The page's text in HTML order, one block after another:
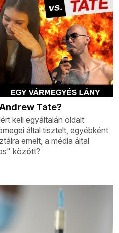
Tate?
kell egyáltalán oldalt
által tisztelt, egyébként
emelt, a média által
között?